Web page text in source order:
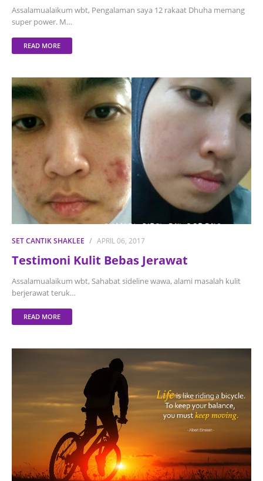
Assalamualaikum wbt, Pengalaman saya 12 rakaat Dhuha memang
super power. M…
READ MORE
SET CANTIK SHAKLEE APRIL 06, 2017
Testimoni Kulit Bebas Jerawat
Assalamualaikum wbt, Sahabat sideline wawa, alami masalah kulit
berjerawat teruk…
READ MORE